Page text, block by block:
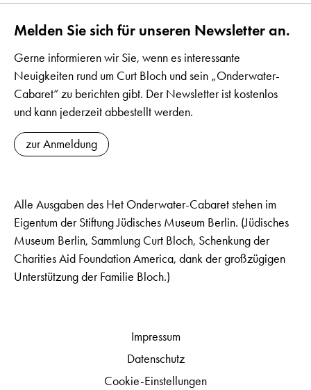
Melden Sie sich für unseren Newsletter an.
Gerne informieren wir Sie, wenn es interessante
Neuigkeiten rund um Curt Bloch und sein „Onderwater-
Cabaret“ zu berichten gibt. Der Newsletter ist kostenlos
und kann jederzeit abbestellt werden.
zur Anmeldung
Alle Ausgaben des Het Onderwater-Cabaret stehen im
Eigentum der Stiftung Jüdisches Museum Berlin. (Jüdisches
Museum Berlin, Sammlung Curt Bloch, Schenkung der
Charities Aid Foundation America, dank der großzügigen
Unterstützung der Familie Bloch.)
Impressum
Datenschutz
Cookie-Einstellungen